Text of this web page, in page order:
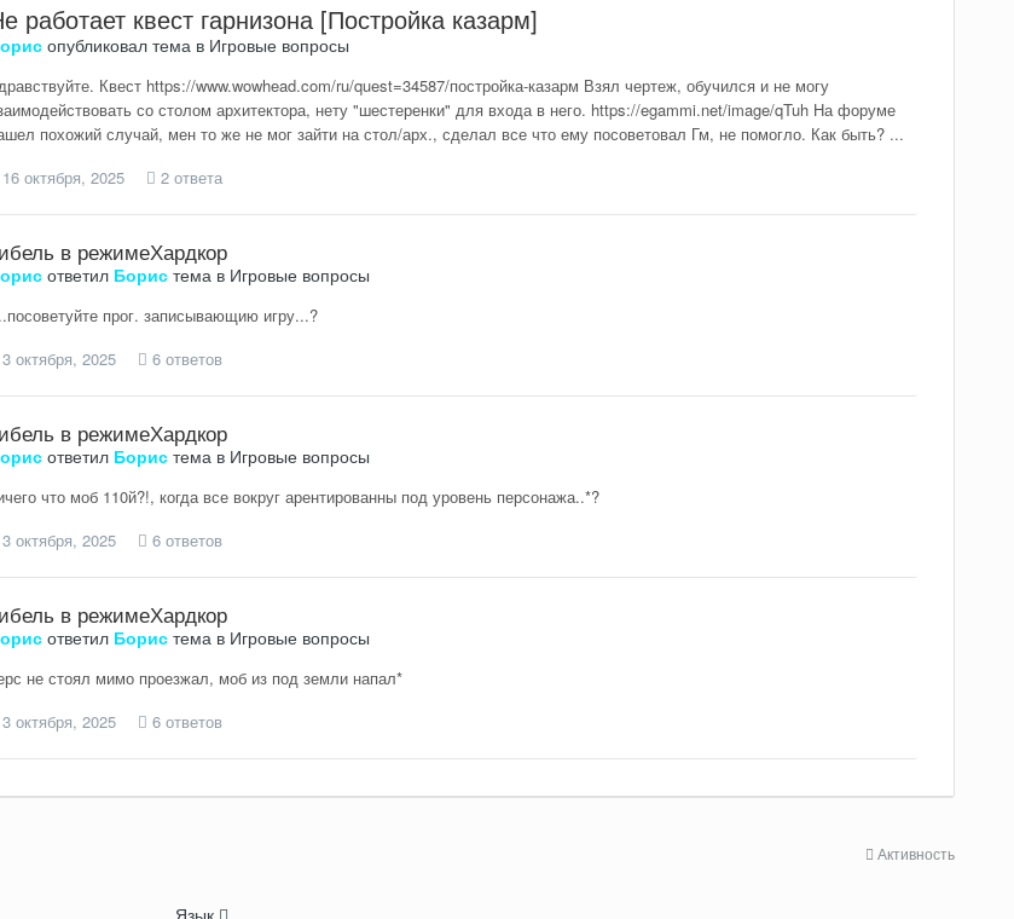
работает квест гарнизона [Постройка казарм]
опубликовал тема в Игровые вопросы
Квест https://www.wowhead.com/ru/quest=34587/постройка-казарм Взял чертеж, обучился и не могу
со столом архитектора, нету "шестеренки" для входа в него. https://egammi.net/image/qTuh На форуме
похожий случай, мен то же не мог зайти на стол/арх., сделал все что ему посоветовал Гм, не помогло. Как быть? ...
16 октября, 2025
2 ответа
в режимеХардкор
ответил Бористема в Игровые вопросы
прог. записывающию игру...?
3 октября, 2025
6 ответов
в режимеХардкор
ответил Бористема в Игровые вопросы
что моб 110й?!, когда все вокруг арентированны под уровень персонажа..*?
3 октября, 2025
6 ответов
в режимеХардкор
ответил Бористема в Игровые вопросы
не стоял мимо проезжал, моб из под земли напал*
3 октября, 2025
6 ответов
Активность